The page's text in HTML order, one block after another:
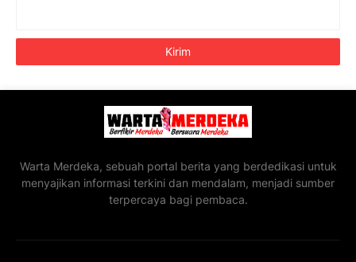
Warta Merdeka, sebuah portal berita yang berdedikasi untuk
menyajikan informasi terkini dan mendalam, menjadi sumber
terpercaya bagi pembaca.